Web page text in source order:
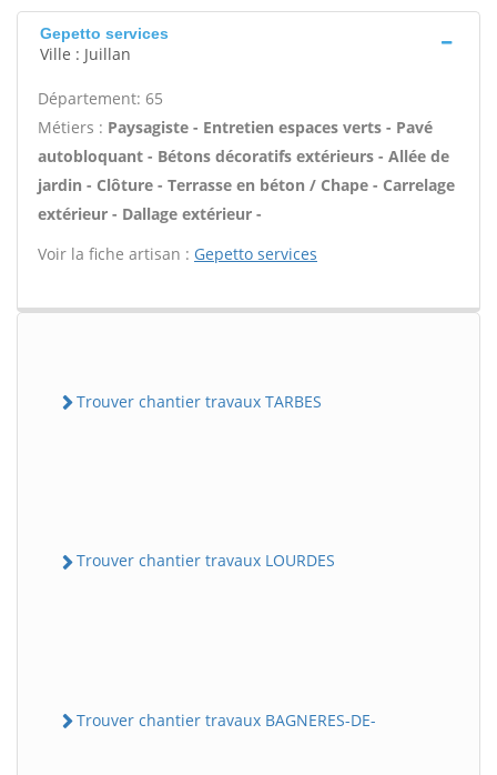
Gepetto services
Ville : Juillan
Département: 65
Métiers : Paysagiste - Entretien espaces verts - Pavé
autobloquant - Bétons décoratifs extérieurs - Allée de
jardin - Clôture - Terrasse en béton / Chape - Carrelage
extérieur - Dallage extérieur -
Voir la fiche artisan : Gepetto services
Trouver chantier travaux TARBES
Trouver chantier travaux LOURDES
Trouver chantier travaux BAGNERES-DE-